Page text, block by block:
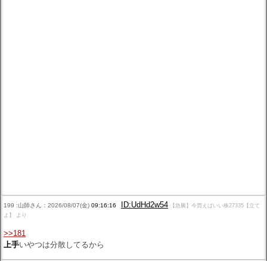
199 :山師さん：2026/08/07(金) 09:16:16 ID:UdHd2w54
【急騰】今買えばいい株27335【立て
よ】 より
>>181
上手いやつは分散してるから